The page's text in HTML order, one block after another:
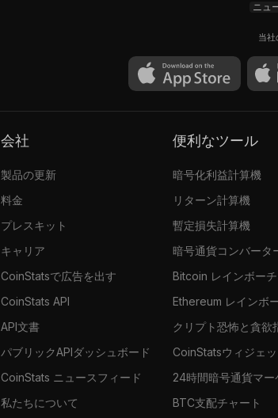
ニュ
当
会社
製品の更新
料金
プレスキット
キャリア
CoinStatsで広告を出す
CoinStats API
API文書
パブリックAPIダッシュボード
CoinStats ニュースフィード
私たちについて
便利なツール
暗号化利益計算機
リターン計算機
暫定損失計算機
暗号通貨コンバータ
Bitcoin レインボーチ
Ethereum レインボ
クリプト恐怖と貪欲
CoinStatsウィジェッ
24時間暗号通貨マー
BTC支配チャート